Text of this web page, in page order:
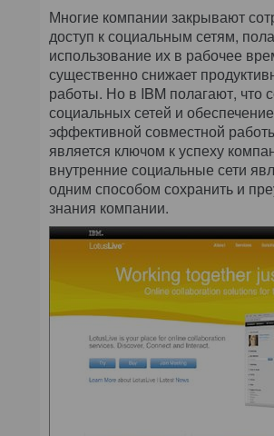
Многие компании закрывают
доступ к социальным сетям,
использование их в рабочее
существенно снижает
работы. Но в IBM полагают, что
социальных сетей и обеспечение
эффективной совместной
является ключом к успеху
внутренние социальные сети
одним способом сохранить и
знания компании.